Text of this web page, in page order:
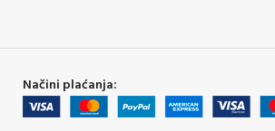
Načini plaćanja: